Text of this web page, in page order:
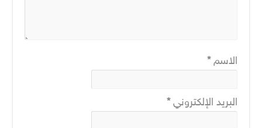
الاسم*
البريد الإلكتروني*